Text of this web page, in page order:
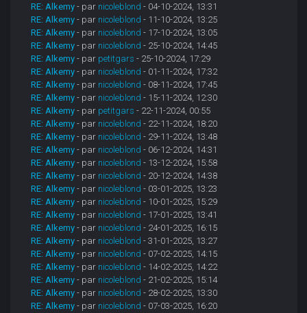
RE: Alkemy - par nicoleblond - 04-10-2024, 13:31
RE: Alkemy - par nicoleblond - 11-10-2024, 13:25
RE: Alkemy - par nicoleblond - 17-10-2024, 13:05
RE: Alkemy - par nicoleblond - 25-10-2024, 14:45
RE: Alkemy - par petitgars - 25-10-2024, 17:29
RE: Alkemy - par nicoleblond - 01-11-2024, 17:32
RE: Alkemy - par nicoleblond - 08-11-2024, 17:45
RE: Alkemy - par nicoleblond - 15-11-2024, 12:30
RE: Alkemy - par petitgars - 22-11-2024, 00:55
RE: Alkemy - par nicoleblond - 22-11-2024, 18:20
RE: Alkemy - par nicoleblond - 29-11-2024, 13:48
RE: Alkemy - par nicoleblond - 06-12-2024, 14:31
RE: Alkemy - par nicoleblond - 13-12-2024, 15:58
RE: Alkemy - par nicoleblond - 20-12-2024, 14:38
RE: Alkemy - par nicoleblond - 03-01-2025, 13:23
RE: Alkemy - par nicoleblond - 10-01-2025, 15:29
RE: Alkemy - par nicoleblond - 17-01-2025, 13:41
RE: Alkemy - par nicoleblond - 24-01-2025, 16:15
RE: Alkemy - par nicoleblond - 31-01-2025, 13:27
RE: Alkemy - par nicoleblond - 07-02-2025, 14:15
RE: Alkemy - par nicoleblond - 14-02-2025, 14:22
RE: Alkemy - par nicoleblond - 21-02-2025, 15:14
RE: Alkemy - par nicoleblond - 28-02-2025, 13:30
RE: Alkemy - par nicoleblond - 07-03-2025, 16:20